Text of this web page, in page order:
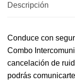
Descripción
Conduce con
Combo
cancelación de
podrás